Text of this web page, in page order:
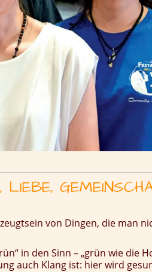
von Dingen, die man
in den Sinn – „grün wie die
auch Klang ist: hier wird